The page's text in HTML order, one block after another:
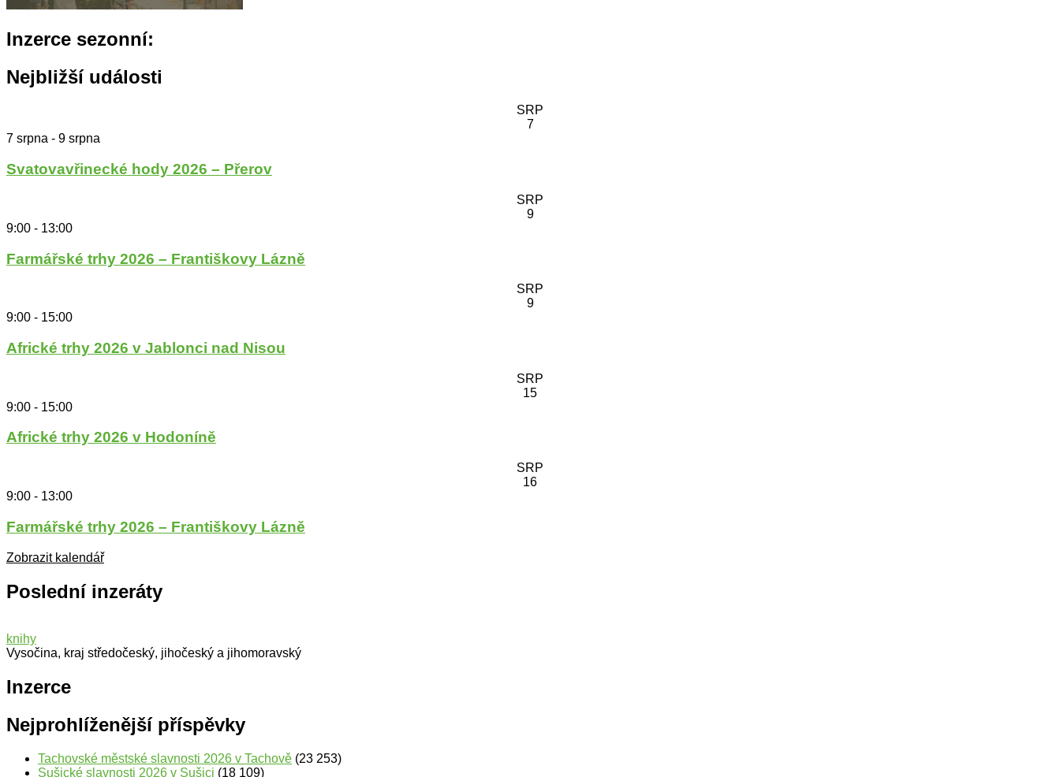
Inzerce sezonní:
Nejbližší události
SRP
7
7 srpna - 9 srpna
Svatovavřinecké hody 2026 – Přerov
SRP
9
9:00 - 13:00
Farmářské trhy 2026 – Františkovy Lázně
SRP
9
9:00 - 15:00
Africké trhy 2026 v Jablonci nad Nisou
SRP
15
9:00 - 15:00
Africké trhy 2026 v Hodoníně
SRP
16
9:00 - 13:00
Farmářské trhy 2026 – Františkovy Lázně
Zobrazit kalendář
Poslední inzeráty
knihy
Vysočina, kraj středočeský, jihočeský a jihomoravský
Inzerce
Nejprohlíženější příspěvky
Tachovské městské slavnosti 2026 v Tachově (23 253)
Sušické slavnosti 2026 v Sušici (18 109)